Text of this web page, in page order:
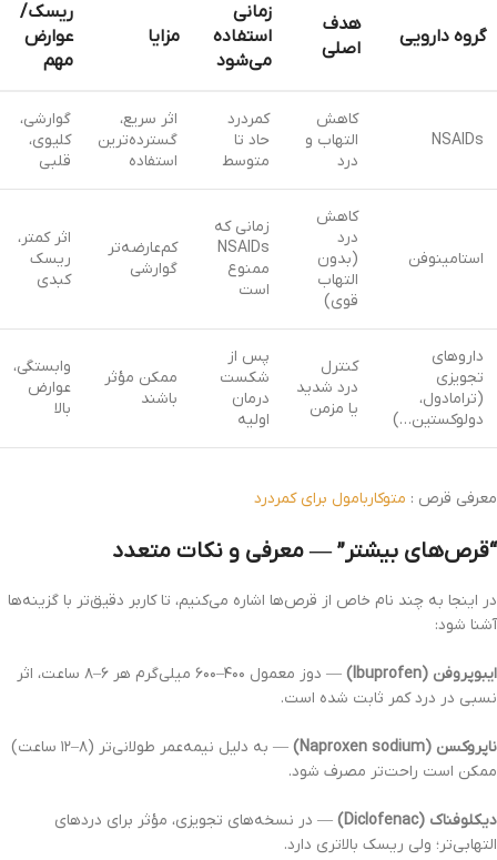
گروه دارویی
هدف
اصلی
زمانی
استفاده
می‌شود
مزایا
ریسک/
عوارض
مهم
NSAIDs
کاهش
التهاب و
درد
کمردرد
حاد تا
متوسط
اثر سریع،
گسترده‌ترین
استفاده
گوارشی،
کلیوی،
قلبی
استامینوفن
کاهش
درد
(بدون
التهاب
قوی)
زمانی که
NSAIDs
ممنوع
است
کم‌عارضه‌تر
گوارشی
اثر کمتر،
ریسک
کبدی
داروهای
تجویزی
(ترامادول،
دولوکستین…)
کنترل
درد شدید
یا مزمن
پس از
شکست
درمان
اولیه
ممکن مؤثر
باشند
وابستگی،
عوارض
بالا
معرفی قرص : متوکاربامول برای کمردرد
“قرص‌های بیشتر” — معرفی و نکات متعدد
در اینجا به چند نام خاص از قرص‌ها اشاره می‌کنیم، تا کاربر دقیق‌تر با گزینه‌ها
آشنا شود:
ایبوپروفن (Ibuprofen)
— دوز معمول ۴۰۰–۶۰۰ میلی‌گرم هر ۶–۸ ساعت، اثر
نسبی در درد کمر ثابت شده است.
ناپروکسن (Naproxen sodium)
— به دلیل نیمه‌عمر طولانی‌تر (۸–۱۲ ساعت)
ممکن است راحت‌تر مصرف شود.
دیکلوفناک (Diclofenac)
— در نسخه‌های تجویزی، مؤثر برای دردهای
التهابی‌تر؛ ولی ریسک بالاتری دارد.